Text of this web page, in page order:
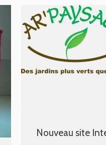
Nouveau site